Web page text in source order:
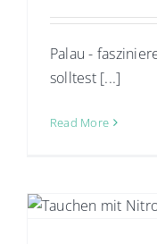
Palau -
solltest [...]
Read More